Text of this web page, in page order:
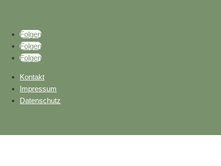
Folgen
Folgen
Folgen
Kontakt
Impressum
Datenschutz